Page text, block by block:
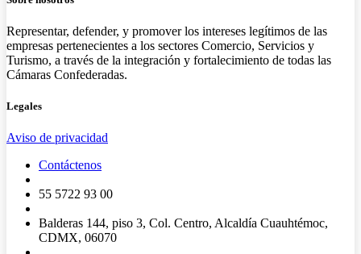
Representar, defender, y promover los intereses legítimos de las
empresas pertenecientes a los sectores Comercio, Servicios y
Turismo, a través de la integración y fortalecimiento de todas las
Cámaras Confederadas.
Legales
Aviso de privacidad
Contáctenos
55 5722 93 00
Balderas 144, piso 3, Col. Centro, Alcaldía Cuauhtémoc,
CDMX, 06070